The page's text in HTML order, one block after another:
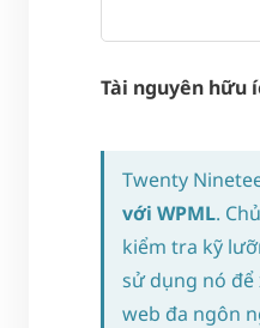
Tài nguyên hữu
Twenty
với WPML.
kiểm tra kỹ
sử dụng nó
web đa ngôn